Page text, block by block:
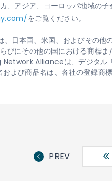
、アジア、ヨーロッパ地域の子
をご覧ください。
日本国、米国、およびその他
にその他の国における商標ま
Allianceは、デジタル
よび商品名は、各社の登録商標
PREV